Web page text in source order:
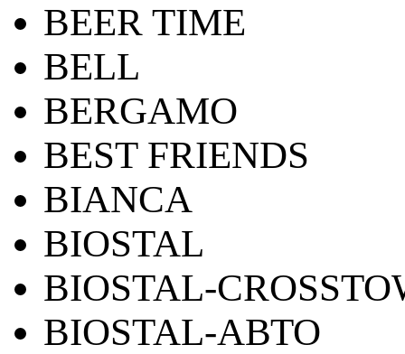
BEER TIME
BELL
BERGAMO
BEST FRIENDS
BIANCA
BIOSTAL
BIOSTAL-
BIOSTAL-АВТО